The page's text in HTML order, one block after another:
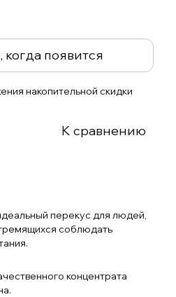
появится
накопительной скидки
К сравнению
перекус для людей,
соблюдать
концентрата